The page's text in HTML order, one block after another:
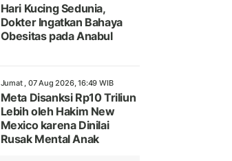
Hari Kucing Sedunia,
Dokter Ingatkan Bahaya
Obesitas pada Anabul
Jumat , 07 Aug 2026, 16:49 WIB
Meta Disanksi Rp10 Triliun
Lebih oleh Hakim New
Mexico karena Dinilai
Rusak Mental Anak